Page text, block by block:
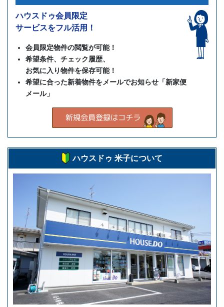
ハウスドゥ会員限定
サービスをフル活用！
会員限定物件の閲覧が可能！
希望条件、チェック履歴、
お気に入り物件を保存可能！
希望に合った新着物件をメールでお知らせ「新家便
メール」
ハウスドゥ 米子について